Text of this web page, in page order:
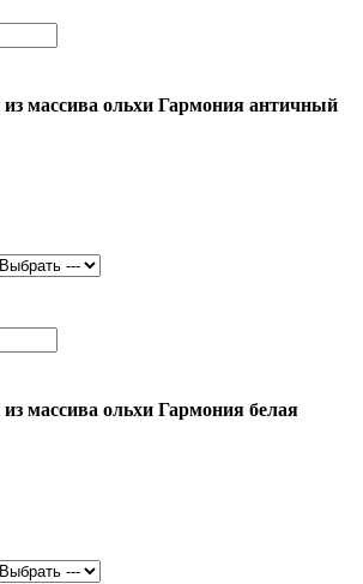
из массива ольхи Гармония античный
массива ольхи Гармония белая